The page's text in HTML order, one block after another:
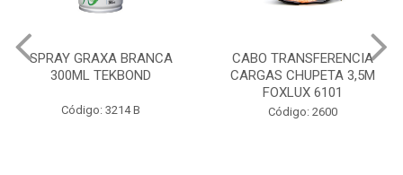
CABO TRANSFERENCIA
CARGAS CHUPETA 3,5M
Código: 2600
CHAVE DE RODA TIPO CRUZ
17X19X21X23 FOX 4513
Código: 2628